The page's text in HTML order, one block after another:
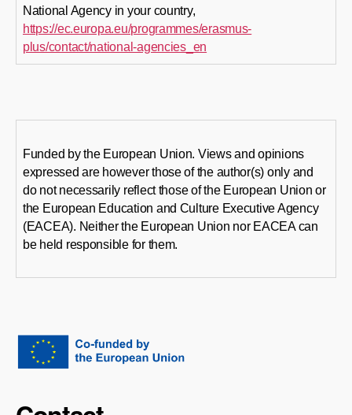
National Agency in your country,
https://ec.europa.eu/programmes/erasmus-
plus/contact/national-agencies_en
Funded by the European Union. Views and opinions
expressed are however those of the author(s) only and
do not necessarily reflect those of the European Union or
the European Education and Culture Executive Agency
(EACEA). Neither the European Union nor EACEA can
be held responsible for them.